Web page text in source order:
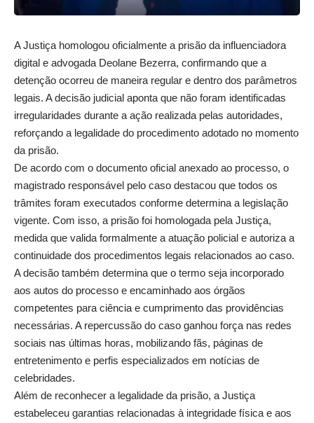
A Justiça homologou oficialmente a prisão da influenciadora
digital e advogada Deolane Bezerra, confirmando que a
detenção ocorreu de maneira regular e dentro dos parâmetros
legais. A decisão judicial aponta que não foram identificadas
irregularidades durante a ação realizada pelas autoridades,
reforçando a legalidade do procedimento adotado no momento
da prisão.
De acordo com o documento oficial anexado ao processo, o
magistrado responsável pelo caso destacou que todos os
trâmites foram executados conforme determina a legislação
vigente. Com isso, a prisão foi homologada pela Justiça,
medida que valida formalmente a atuação policial e autoriza a
continuidade dos procedimentos legais relacionados ao caso.
A decisão também determina que o termo seja incorporado
aos autos do processo e encaminhado aos órgãos
competentes para ciência e cumprimento das providências
necessárias. A repercussão do caso ganhou força nas redes
sociais nas últimas horas, mobilizando fãs, páginas de
entretenimento e perfis especializados em notícias de
celebridades.
Além de reconhecer a legalidade da prisão, a Justiça
estabeleceu garantias relacionadas à integridade física e aos